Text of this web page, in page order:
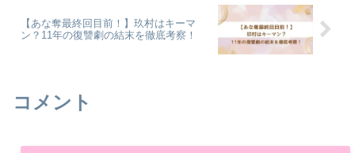
【あな奪最終回目前！】玖村はキーマ
ン？11年の復讐劇の結末を徹底考察！
コメント